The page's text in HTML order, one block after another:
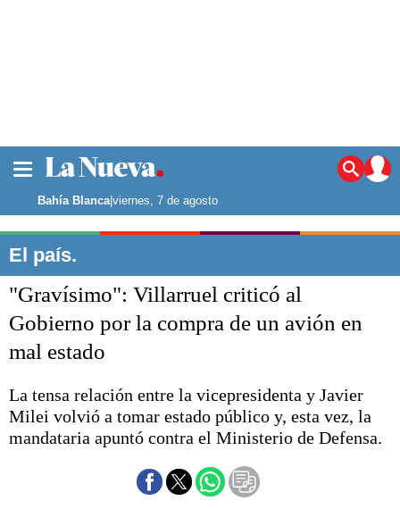
Noticias
La ciudad
Punta Alta
El mundo
Seguridad
Opinión
Liga del Sur
Básquetbol
Fútbol
Aplausos
Bahía Blanca|viernes, 7 de agosto
El país.
"Gravísimo": Villarruel criticó al
Gobierno por la compra de un avión en
mal estado
La tensa relación entre la vicepresidenta y Javier
Milei volvió a tomar estado público y, esta vez, la
mandataria apuntó contra el Ministerio de Defensa.